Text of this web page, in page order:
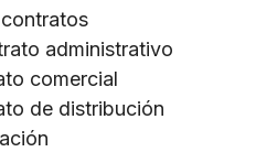
administrativo
comercial
de distribución